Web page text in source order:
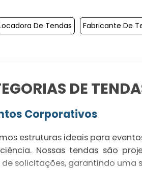
De Tendas Fabricante De
DE
Corporativos
estruturas ideais para
Nossas tendas são
solicitações, garantindo uma